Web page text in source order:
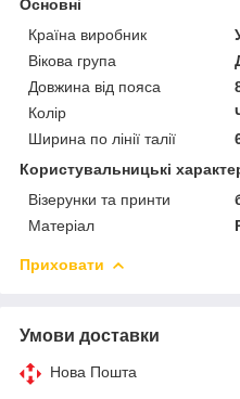
Основні
Країна виробник
Вікова група
Довжина від пояса
Колір
Ширина по лінії талії
Користувальницькі
Візерунки та принти
Матеріал
Приховати
Умови доставки
Нова Пошта